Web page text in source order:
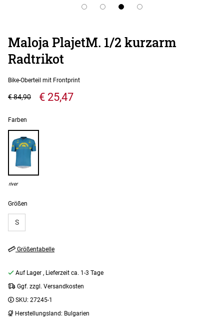
Maloja PlajetM. 1/2 kurzarm
Radtrikot
Bike-Oberteil mit Frontprint
€ 25,47
€ 84,90
Größen
S
Farben
river
Größentabelle
Auf Lager , Lieferzeit ca. 1-3 Tage
Ggf. zzgl. Versandkosten
SKU: 27245-1
Herstellungsland: Bulgarien